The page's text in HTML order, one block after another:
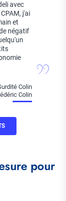
avec
j'ai
et
négatif
Colin
Colin
pour